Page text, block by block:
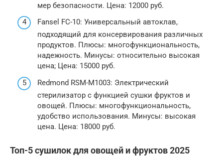
мер безопасности. Цена: 12000 руб.
Fansel FC-10: Универсальный автоклав,
подходящий для консервирования различных
продуктов. Плюсы: многофункциональность,
надежность. Минусы: относительно высокая
цена; Цена: 15000 руб.
Redmond RSM-M1003: Электрический
стерилизатор с функцией сушки фруктов и
овощей. Плюсы: многофункциональность,
удобство использования. Минусы: высокая
цена. Цена: 18000 руб.
Топ-5 сушилок для овощей и фруктов 2025